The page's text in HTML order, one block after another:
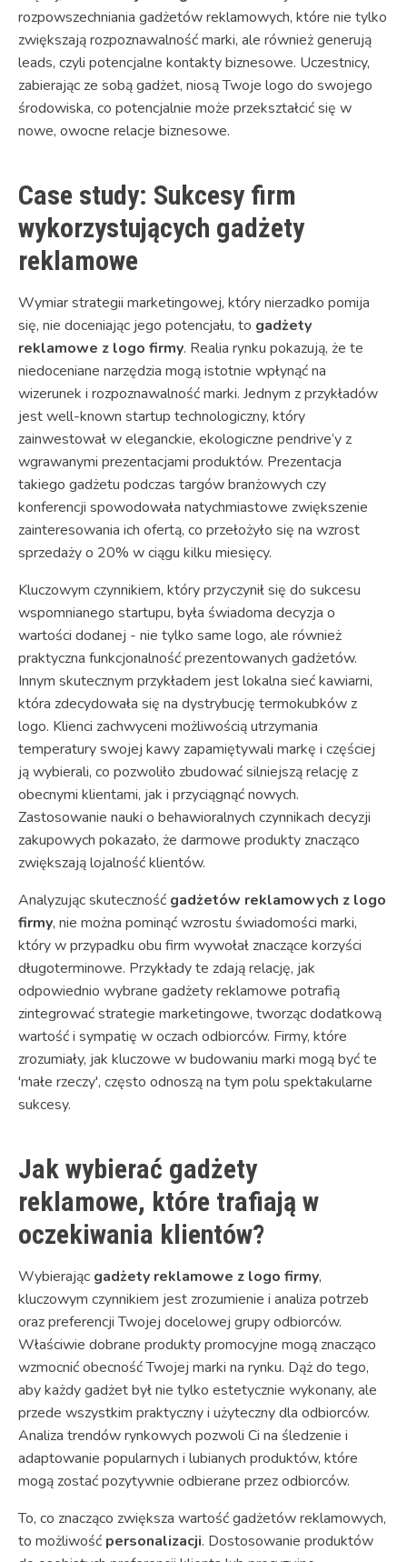
rozpowszechniania gadżetów reklamowych, które nie tylko
zwiększają rozpoznawalność marki, ale również generują
leads, czyli potencjalne kontakty biznesowe. Uczestnicy,
zabierając ze sobą gadżet, niosą Twoje logo do swojego
środowiska, co potencjalnie może przekształcić się w
nowe, owocne relacje biznesowe.
Case study: Sukcesy firm
wykorzystujących gadżety
reklamowe
Wymiar strategii marketingowej, który nierzadko pomija
się, nie doceniając jego potencjału, to gadżety
reklamowe z logo firmy. Realia rynku pokazują, że te
niedoceniane narzędzia mogą istotnie wpłynąć na
wizerunek i rozpoznawalność marki. Jednym z przykładów
jest well-known startup technologiczny, który
zainwestował w eleganckie, ekologiczne pendrive’y z
wgrawanymi prezentacjami produktów. Prezentacja
takiego gadżetu podczas targów branżowych czy
konferencji spowodowała natychmiastowe zwiększenie
zainteresowania ich ofertą, co przełożyło się na wzrost
sprzedaży o 20% w ciągu kilku miesięcy.
Kluczowym czynnikiem, który przyczynił się do sukcesu
wspomnianego startupu, była świadoma decyzja o
wartości dodanej - nie tylko same logo, ale również
praktyczna funkcjonalność prezentowanych gadżetów.
Innym skutecznym przykładem jest lokalna sieć kawiarni,
która zdecydowała się na dystrybucję termokubków z
logo. Klienci zachwyceni możliwością utrzymania
temperatury swojej kawy zapamiętywali markę i częściej
ją wybierali, co pozwoliło zbudować silniejszą relację z
obecnymi klientami, jak i przyciągnąć nowych.
Zastosowanie nauki o behawioralnych czynnikach decyzji
zakupowych pokazało, że darmowe produkty znacząco
zwiększają lojalność klientów.
Analyzując skuteczność gadżetów reklamowych z logo
firmy, nie można pominąć wzrostu świadomości marki,
który w przypadku obu firm wywołał znaczące korzyści
długoterminowe. Przykłady te zdają relację, jak
odpowiednio wybrane gadżety reklamowe potrafią
zintegrować strategie marketingowe, tworząc dodatkową
wartość i sympatię w oczach odbiorców. Firmy, które
zrozumiały, jak kluczowe w budowaniu marki mogą być te
'małe rzeczy', często odnoszą na tym polu spektakularne
sukcesy.
Jak wybierać gadżety
reklamowe, które trafiają w
oczekiwania klientów?
Wybierając gadżety reklamowe z logo firmy,
kluczowym czynnikiem jest zrozumienie i analiza potrzeb
oraz preferencji Twojej docelowej grupy odbiorców.
Właściwie dobrane produkty promocyjne mogą znacząco
wzmocnić obecność Twojej marki na rynku. Dąż do tego,
aby każdy gadżet był nie tylko estetycznie wykonany, ale
przede wszystkim praktyczny i użyteczny dla odbiorców.
Analiza trendów rynkowych pozwoli Ci na śledzenie i
adaptowanie popularnych i lubianych produktów, które
mogą zostać pozytywnie odbierane przez odbiorców.
To, co znacząco zwiększa wartość gadżetów reklamowych,
to możliwość personalizacji. Dostosowanie produktów